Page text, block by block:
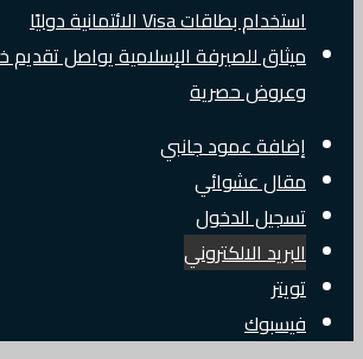
استخدام بطاقات Visa الائتمانية دوليًا
ميثاق للصيرفة الإسلامية يواصل تقديم
وعروض حصرية
إضافة عمود جانبي
مقال عشوائي
تسجيل الدخول
البريد الالكتروني
تويتر
فيسبوك